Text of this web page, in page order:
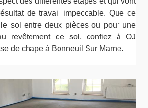
de travail impeccable. Que ce
sol entre deux pièces ou pour une
revêtement de sol, confiez à OJ
de chape à Bonneuil Sur Marne.